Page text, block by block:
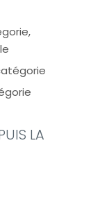
LA